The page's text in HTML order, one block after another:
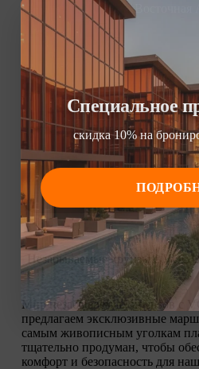
Восточная
Незабываемые круизы с
Мир незабываемых круизов с
предлагаем эксклюзивные
самым живописным уголкам
тщательно продуман, чтобы
комфорт и безопасность для
Специальное
скидка 10% на